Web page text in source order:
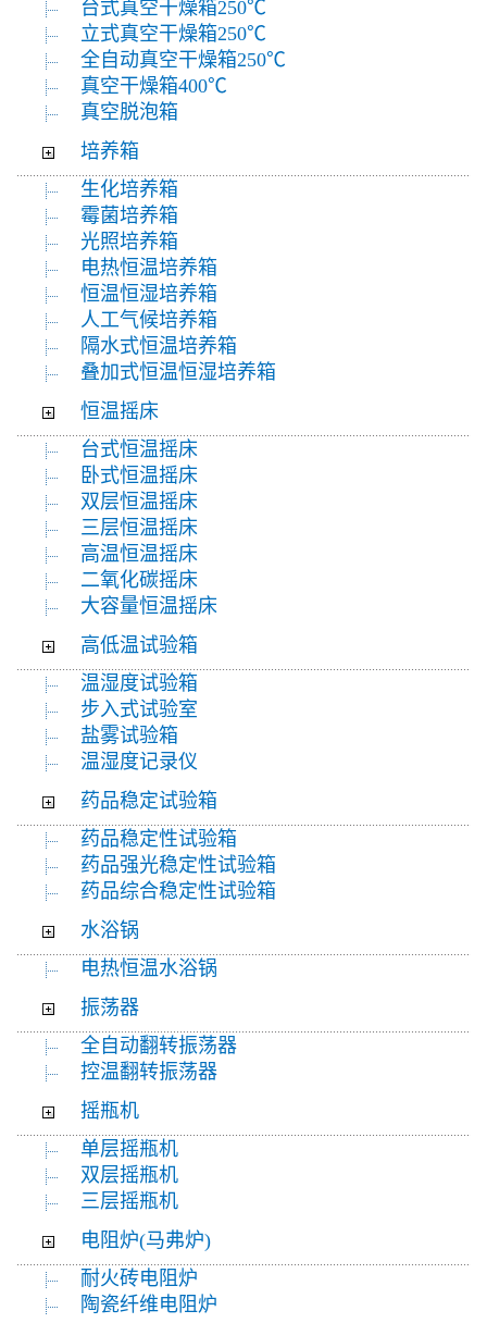
台式真空干燥箱250℃
立式真空干燥箱250℃
全自动真空干燥箱250℃
真空干燥箱400℃
真空脱泡箱
培养箱
生化培养箱
霉菌培养箱
光照培养箱
电热恒温培养箱
恒温恒湿培养箱
人工气候培养箱
隔水式恒温培养箱
叠加式恒温恒湿培养箱
恒温摇床
台式恒温摇床
卧式恒温摇床
双层恒温摇床
三层恒温摇床
高温恒温摇床
二氧化碳摇床
大容量恒温摇床
高低温试验箱
温湿度试验箱
步入式试验室
盐雾试验箱
温湿度记录仪
药品稳定试验箱
药品稳定性试验箱
药品强光稳定性试验箱
药品综合稳定性试验箱
水浴锅
电热恒温水浴锅
振荡器
全自动翻转振荡器
控温翻转振荡器
摇瓶机
单层摇瓶机
双层摇瓶机
三层摇瓶机
电阻炉(马弗炉)
耐火砖电阻炉
陶瓷纤维电阻炉